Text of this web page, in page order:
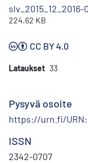
224.62 KB
CC BY 4.0
Lataukset 33
Pysyvä osoite
https://urn.fi/
ISSN
2342-0707